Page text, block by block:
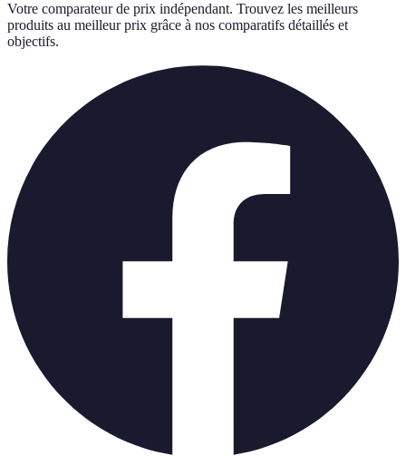
Votre comparateur de prix indépendant. Trouvez les meilleurs
produits au meilleur prix grâce à nos comparatifs détaillés et
objectifs.